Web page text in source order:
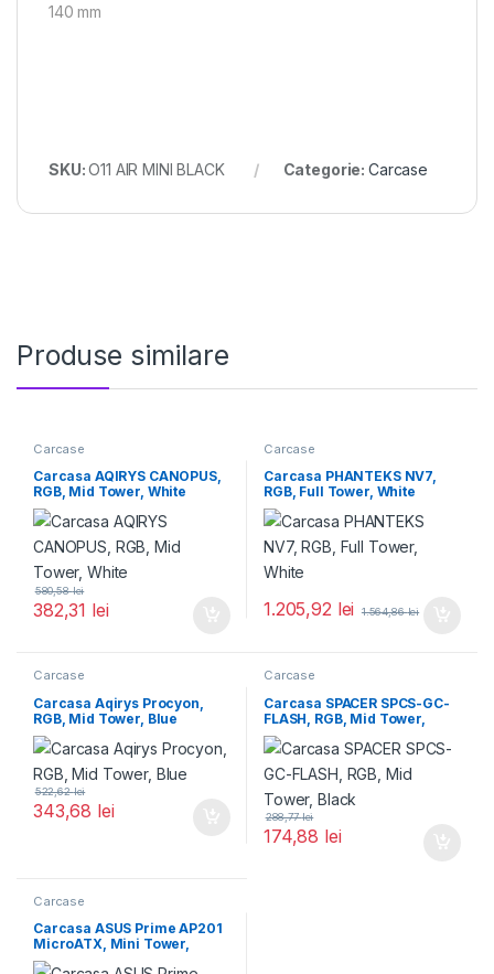
140 mm
SKU:O11 AIR MINI BLACK Categorie: Carcase
Produse similare
Carcase
Carcasa AQIRYS CANOPUS,
RGB, Mid Tower, White
382,31 lei
580,58lei
Carcase
Carcasa PHANTEKS NV7,
RGB, Full Tower, White
1.205,92 lei 1.564,86lei
Carcase
Carcasa Aqirys Procyon,
RGB, Mid Tower, Blue
343,68 lei
522,62lei
Carcase
Carcasa SPACER SPCS-GC-
FLASH, RGB, Mid Tower,
Black
174,88 lei
288,77lei
Carcase
Carcasa ASUS Prime AP201
MicroATX, Mini Tower,
White